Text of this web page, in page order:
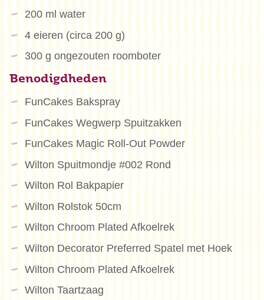
200 ml water
4 eieren (circa 200 g)
300 g ongezouten roomboter
Benodigdheden
FunCakes Bakspray
FunCakes Wegwerp Spuitzakken
FunCakes Magic Roll-Out Powder
Wilton Spuitmondje #002 Rond
Wilton Rol Bakpapier
Wilton Rolstok 50cm
Wilton Chroom Plated Afkoelrek
Wilton Decorator Preferred Spatel met Hoek
Wilton Chroom Plated Afkoelrek
Wilton Taartzaag